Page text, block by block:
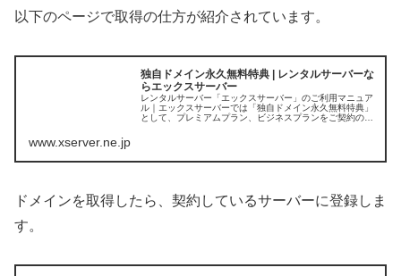
以下のページで取得の仕方が紹介されています。
独自ドメイン永久無料特典 | レンタルサーバーな
らエックスサーバー
レンタルサーバー「エックスサーバー」のご利用マニュア
ル｜エックスサーバーでは「独自ドメイン永久無料特典」
として、プレミアムプラン、ビジネスプランをご契約のお
www.xserver.ne.jp
ドメインを取得したら、契約しているサーバーに登録しま
す。